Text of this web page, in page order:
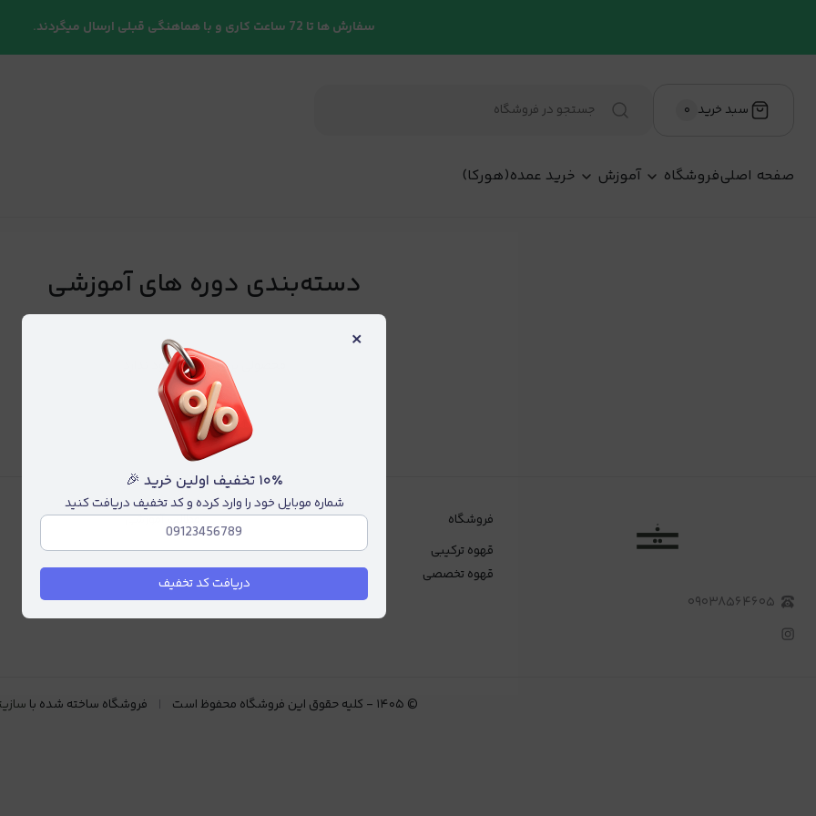
سفارش ها تا 72 ساعت کاری و با هماهنگی قبلی ارسال میگردند.
سبد خرید ۰
صفحه اصلیفروشگاه آموزش خرید عمده(هورکا)
دسته‌بندی دوره های آموزشی
محصولی برای نمایش وجود ندارد
۰۹۰۳۸۵۶۴۶۰۵
فروشگاه
قهوه ترکیبی
قهوه تخصصی
مطالب آموزشی
© ۱۴۰۵ - کلیه حقوق این فروشگاه محفوظ است فروشگاه ساخته شده با
×
۱۰٪ تخفیف اولین خرید 🎉
شماره موبایل خود را وارد کرده و کد تخفیف دریافت کنید
دریافت کد تخفیف